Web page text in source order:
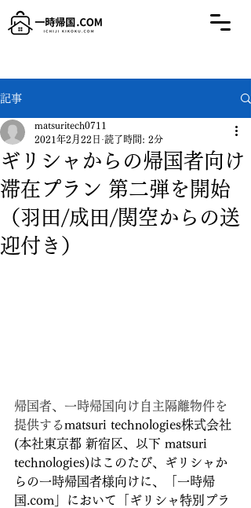
記事
ギリシャからの帰国者向け
滞在プラン 第二弾を開始
（羽田/成田/関空からの送
迎付き）
matsuritech0711
2021年2月22日 読了時間: 2分
帰国者、一時帰国向け自主隔離物件を
提供するmatsuri technologies株式会社
(本社東京都 新宿区、以下 matsuri
technologies)はこのたび、ギリシャか
らの一時帰国者様向けに、「一時帰
国.com」において「ギリシャ特別プラ